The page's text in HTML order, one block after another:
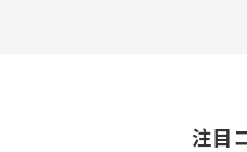
注目